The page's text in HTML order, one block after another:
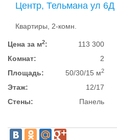
Центр, Тельмана ул 6Д
Квартиры, 2-комн.
Цена за м2:
113 300
Комнат:
2
Площадь:
50/30/15 м2
Этаж:
12/17
Стены:
Панель